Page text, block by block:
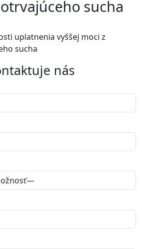
sucha
uplatnenia vyššej moci z
sucha
nás